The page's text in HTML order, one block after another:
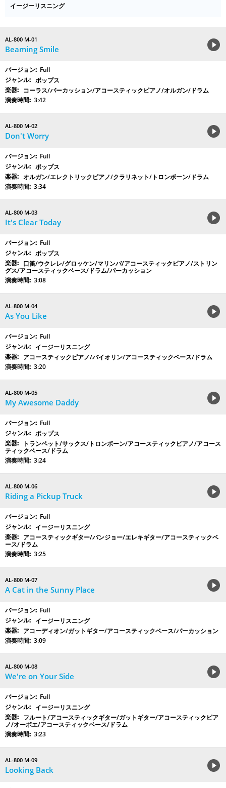
イージーリスニング
AL-800 M-01
Beaming Smile
Full
ポップス
コーラス/パーカッション/アコースティックピアノ/オルガン/ドラム
3:42
AL-800 M-02
Don't Worry
Full
ポップス
オルガン/エレクトリックピアノ/クラリネット/トロンボーン/ドラム
3:34
AL-800 M-03
It's Clear Today
Full
ポップス
口笛/ウクレレ/グロッケン/マリンバ/アコースティックピアノ/ストリン
グス/アコースティックベース/ドラム/パーカッション
3:08
AL-800 M-04
As You Like
Full
イージーリスニング
アコースティックピアノ/バイオリン/アコースティックベース/ドラム
3:20
AL-800 M-05
My Awesome Daddy
Full
ポップス
トランペット/サックス/トロンボーン/アコースティックピアノ/アコース
ティックベース/ドラム
3:24
AL-800 M-06
Riding a Pickup Truck
Full
イージーリスニング
アコースティックギター/バンジョー/エレキギター/アコースティックベ
ース/ドラム
3:25
AL-800 M-07
A Cat in the Sunny Place
Full
イージーリスニング
アコーディオン/ガットギター/アコースティックベース/パーカッション
3:09
AL-800 M-08
We're on Your Side
Full
イージーリスニング
フルート/アコースティックギター/ガットギター/アコースティックピア
ノ/オーボエ/アコースティックベース/ドラム
3:23
AL-800 M-09
Looking Back